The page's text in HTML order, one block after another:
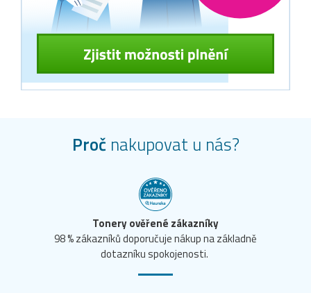
Proč nakupovat u nás?
Tonery ověřené zákazníky
98 % zákazníků doporučuje nákup na základně
dotazníku spokojenosti.